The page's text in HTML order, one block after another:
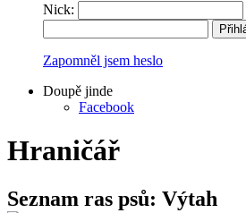
Nick:
Zapomněl jsem heslo
Doupě jinde
Facebook
Hraničář
Seznam ras psů: Výtah